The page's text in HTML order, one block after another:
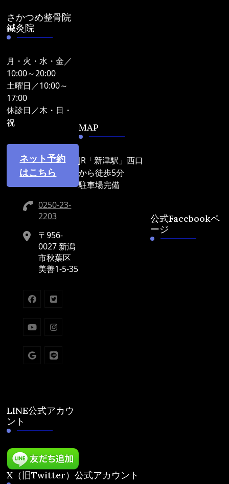
さかつめ整骨院
鍼灸院
月・火・水・金／
10:00～20:00
土曜日／10:00～
17:00
休診日／木・日・
祝
ネット予約
はこちら
0250-23-
2203
〒956-
0027 新潟
市秋葉区
美善1-5-35
LINE公式アカウ
ント
MAP
JR「新津駅」西口
から徒歩5分
駐車場完備
公式Facebookペ
ージ
X（旧Twitter）公式アカウント